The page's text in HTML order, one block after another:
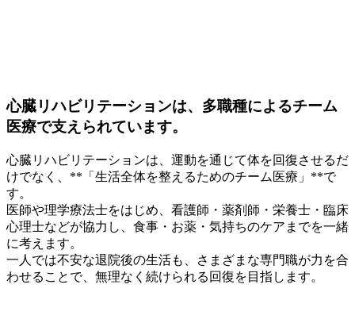
心臓リハビリテーションは、多職種によるチーム
医療で支えられています。
心臓リハビリテーションは、運動を通じて体を回復させるだ
けでなく、**「生活全体を整えるためのチーム医療」**で
す。
医師や理学療法士をはじめ、看護師・薬剤師・栄養士・臨床
心理士などが協力し、食事・お薬・気持ちのケアまでを一緒
に考えます。
一人では不安な退院後の生活も、さまざまな専門職が力を合
わせることで、無理なく続けられる回復を目指します。